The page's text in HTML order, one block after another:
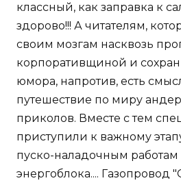
классный, как заправка к
здорово!!! А читателям,
своим мозгам насквозь
корпоративщиной и
юмора, напротив, есть
путешествие по миру
приколов. Вместе с тем
приступили к важному
пуско-наладочным работам
энергоблока.... Газопровод